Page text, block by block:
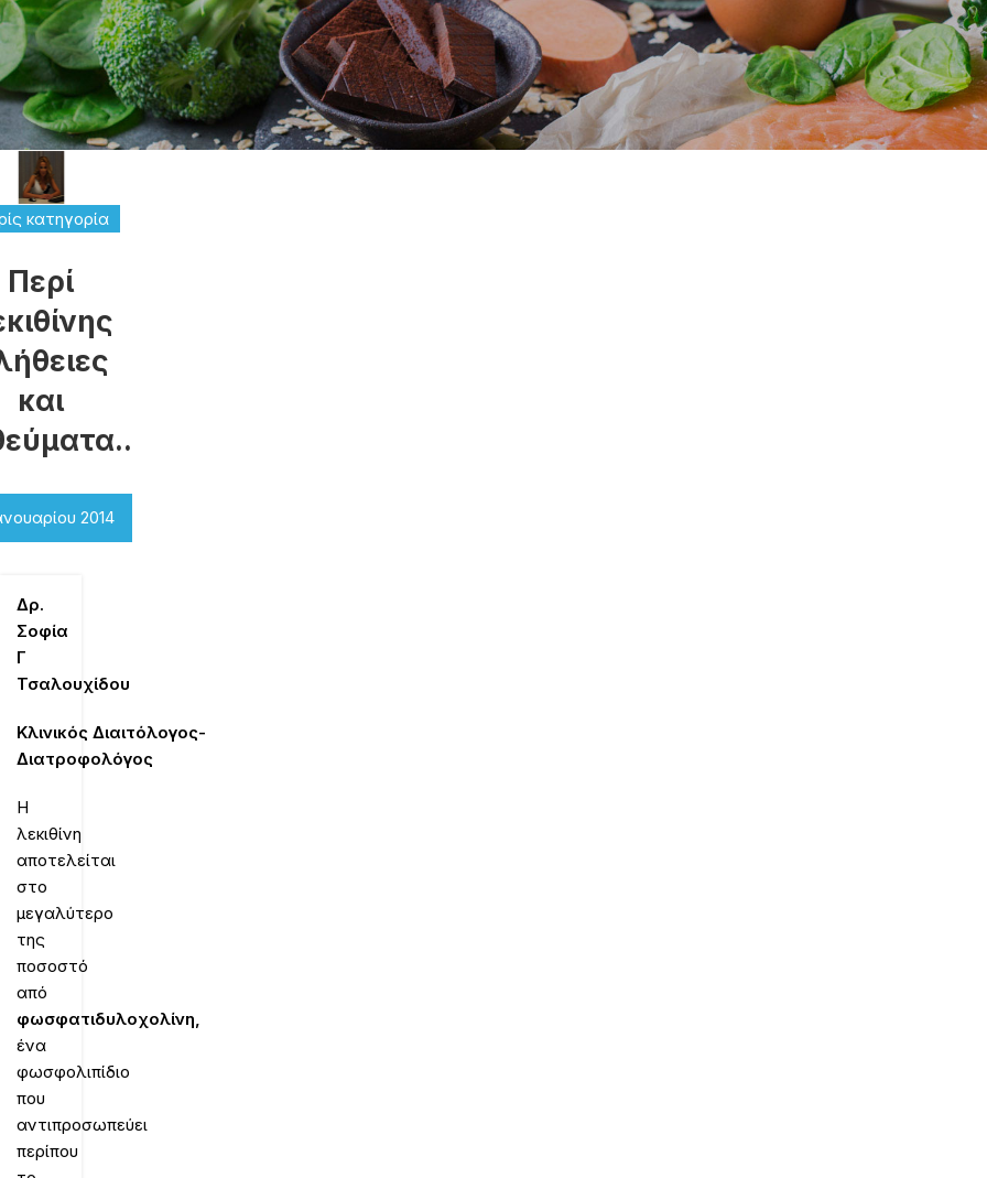
κατηγορία
Περί
και
2014
Δρ.
Σοφία
Γ
Τσαλουχίδου
Κλινικός Διαιτόλογος-
Διατροφολόγος
Η
λεκιθίνη
αποτελείται
στο
μεγαλύτερο
της
ποσοστό
από
φωσφατιδυλοχολίνη,
ένα
φωσφολιπίδιο
που
αντιπροσωπεύει
περίπου